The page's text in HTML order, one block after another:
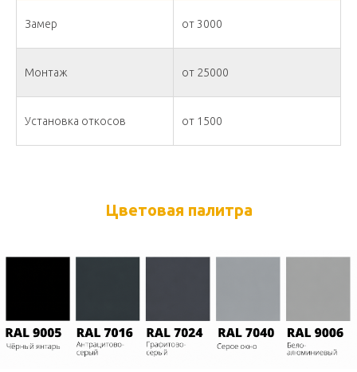
Замер от 3000
Монтаж от 25000
Установка откосов от 1500
Цветовая палитра